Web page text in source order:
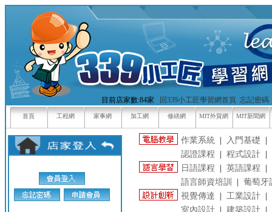
目前店家數:84家 回339小工匠學習網首頁 忘記密碼
首頁 工程網 家事網 加工網 修繕網 MIT外貿網 MIT新聞網
作業系統| 入門基礎
認證課程
程式設計|
日語課程
英語課程
語言師資培訓
葡萄牙
視覺傳達
工業設計|
室內設計| 建築設計|